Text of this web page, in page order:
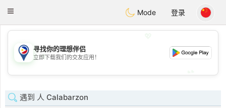
PhilippinesChat
Toggle
Mode 登录
💖
💕
寻找你的理想伴侣
立即下载我们的交友应用！
遇到 人 Calabarzon